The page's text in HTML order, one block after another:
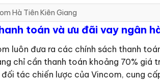
Hà Tiên Kiên Giang
toán và ưu đãi vay ngân
luôn đưa ra các chính sách thanh
chỉ cần thanh toán khoảng 70% giá
tác chiến lược của Vincom, cung